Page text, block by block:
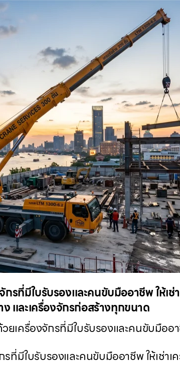
รที่มีใบรับรองและคนขับมืออาชีพ ให้เ
และเครื่องจักรก่อสร้างทุกขนาด
เครื่องจักรที่มีใบรับรองและคนขับมืออา
รที่มีใบรับรองและคนขับมืออาชีพ ให้เช่